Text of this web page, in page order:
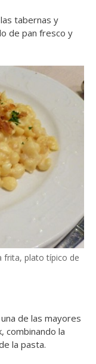
tabernas y
de pan fresco y
frita, plato típico de
de las mayores
combinando la
la pasta.